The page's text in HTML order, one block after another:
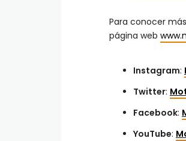
Para conocer
página web
Instagram:
Twitter:
Facebook:
YouTube: